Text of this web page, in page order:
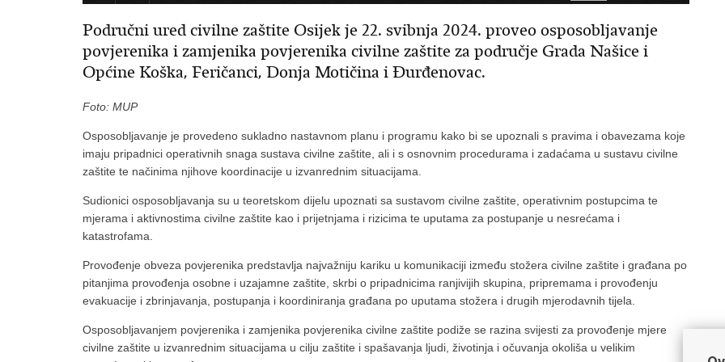
Područni ured civilne zaštite Osijek je 22. svibnja 2024. proveo osposobljavanje
povjerenika i zamjenika povjerenika civilne zaštite za područje Grada Našice i
Općine Koška, Feričanci, Donja Motičina i Đurđenovac.
Foto: MUP
Osposobljavanje je provedeno sukladno nastavnom planu i programu kako bi se upoznali s pravima i obavezama koje
imaju pripadnici operativnih snaga sustava civilne zaštite, ali i s osnovnim procedurama i zadaćama u sustavu civilne
zaštite te načinima njihove koordinacije u izvanrednim situacijama.
Sudionici osposobljavanja su u teoretskom dijelu upoznati sa sustavom civilne zaštite, operativnim postupcima te
mjerama i aktivnostima civilne zaštite kao i prijetnjama i rizicima te uputama za postupanje u nesrećama i
katastrofama.
Provođenje obveza povjerenika predstavlja najvažniju kariku u komunikaciji između stožera civilne zaštite i građana po
pitanjima provođenja osobne i uzajamne zaštite, skrbi o pripadnicima ranjivijih skupina, pripremama i provođenju
evakuacije i zbrinjavanja, postupanja i koordiniranja građana po uputama stožera i drugih mjerodavnih tijela.
Osposobljavanjem povjerenika i zamjenika povjerenika civilne zaštite podiže se razina svijesti za provođenje mjere
civilne zaštite u izvanrednim situacijama u cilju zaštite i spašavanja ljudi, životinja i očuvanja okoliša u velikim